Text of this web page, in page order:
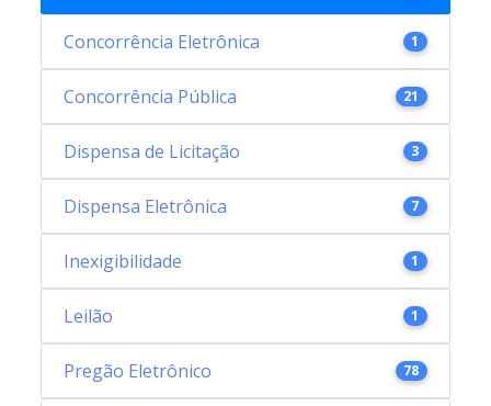
Concorrência Eletrônica 1
Concorrência Pública 21
Dispensa de Licitação 3
Dispensa Eletrônica 7
Inexigibilidade 1
Leilão 1
Pregão Eletrônico 78